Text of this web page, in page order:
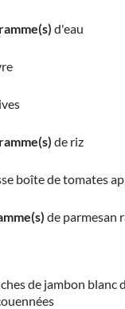
d'eau
de riz
boîte de tomates
de parmesan
de jambon blanc